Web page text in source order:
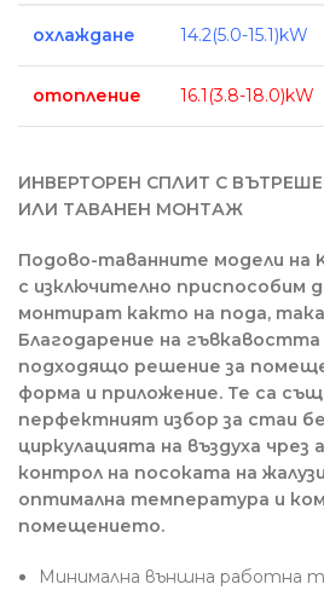
охлаждане 14.2(5.0-15.1)kW
отопление 16.1(3.8-18.0)kW
ИНВЕРТОРЕН СПЛИТ С
ИЛИ ТАВАНЕН МОНТАЖ
Подово-таванните модели на
с изключително приспособим
монтират както на пода,
Благодарение на гъвкавостта
подходящо решение за
форма и приложение. Те са
перфектният избор за стаи
циркулацията на въздуха
контрол на посоката на
оптимална температура и
помещението.
Минимална външна работна